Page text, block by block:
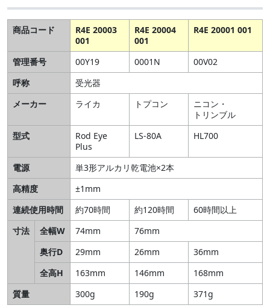
商品コード
R4E 20003
001
R4E 20004
001
R4E 20001 001
管理番号 00Y19 0001N
00V02
呼称
受光器
メーカー
ライカ トプコン
ニコン・
トリンブル
型式
Rod Eye
Plus
LS-80A HL700
電源
単3形アルカリ乾電池×2本
高精度
±1mm
連続使用時間
約70時間 約120時間
60時間以上
寸法
全幅W 74mm
76mm
奥行D
29mm 26mm
36mm
全高H
163mm 146mm
168mm
質量
300g 190g 371g